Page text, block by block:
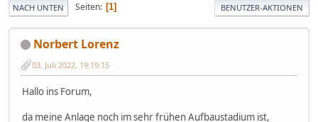
NACH UNTEN Seiten 1 BENUTZER-AKTIONEN
Norbert Lorenz
03. Juli 2022, 19:19:15
Hallo ins Forum,
da meine Anlage noch im sehr frühen Aufbaustadium ist,